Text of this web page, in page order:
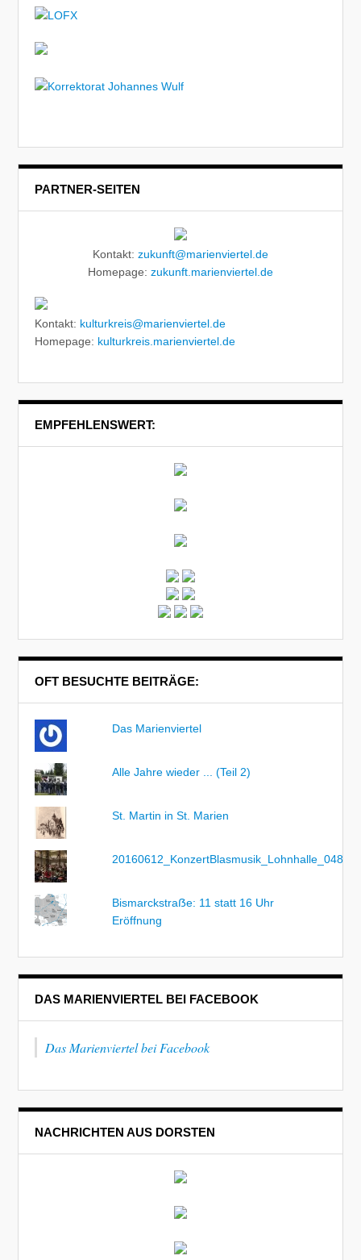
PARTNER-SEITEN
Kontakt: zukunft@marienviertel.de
Homepage: zukunft.marienviertel.de
Kontakt: kulturkreis@marienviertel.de
Homepage: kulturkreis.marienviertel.de
EMPFEHLENSWERT:
OFT BESUCHTE BEITRÄGE:
Das Marienviertel
Alle Jahre wieder ... (Teil 2)
St. Martin in St. Marien
20160612_KonzertBlasmusik_Lohnhalle_048
Bismarckstraẞe: 11 statt 16 Uhr
Eröffnung
DAS MARIENVIERTEL BEI FACEBOOK
Das Marienviertel bei Facebook
NACHRICHTEN AUS DORSTEN